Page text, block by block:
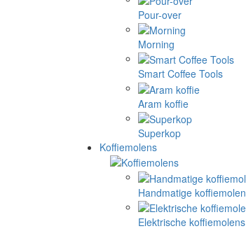
Pour-over
Morning
Smart Coffee Tools
Aram koffie
Superkop
Koffiemolens
Handmatige
Elektrische koffiemolens